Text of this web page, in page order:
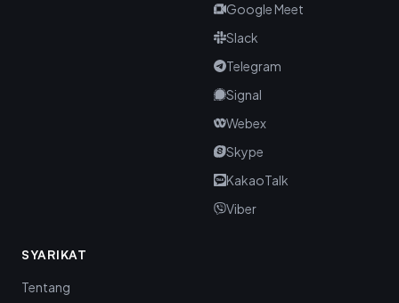
Google Meet
Slack
Telegram
Signal
Webex
Skype
KakaoTalk
Viber
SYARIKAT
Tentang